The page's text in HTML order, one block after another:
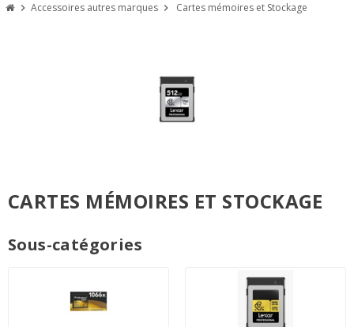
chevron_right Accessoires autres marques chevron_right Cartes mémoires et Stockage
CARTES MÉMOIRES ET STOCKAGE
Sous-catégories